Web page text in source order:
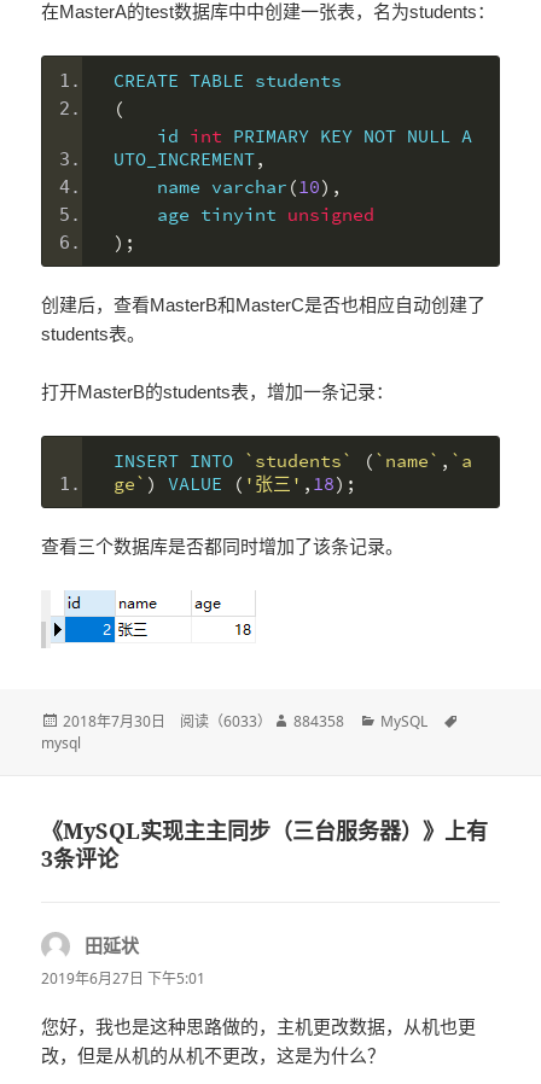
在MasterA的test数据库中中创建一张表，名为students：
CREATE TABLE students
(
    id
int PRIMARY KEY NOT NULL A
UTO_INCREMENT,
    name varchar
(10),
    age tinyint
unsigned
);
创建后，查看MasterB和MasterC是否也相应自动创建了
students表。
打开MasterB的students表，增加一条记录：
INSERT INTO `students` ( `name` , `a
ge` ) VALUE ( '张三' , 18);
查看三个数据库是否都同时增加了该条记录。
发
布
2018年7月30日 阅读（6033）
作
884358
分
MySQL
mysql
《MySQL实现主主同步（三台服务器）》上有
3条评论
田延状
道：
2019年6月27日 下午5:01
您好，我也是这种思路做的，主机更改数据，从机也更
改，但是从机的从机不更改，这是为什么？